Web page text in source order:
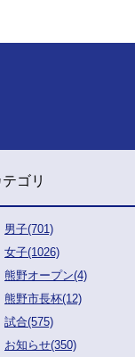
テゴリ
男子(701)
女子(1026)
熊野オープン(4)
熊野市長杯(12)
試合(575)
お知らせ(350)